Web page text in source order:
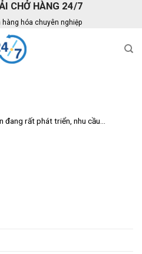
CHỞ HÀNG 24/7
hàng hóa chuyên nghiệp
rất phát triển, nhu cầu...